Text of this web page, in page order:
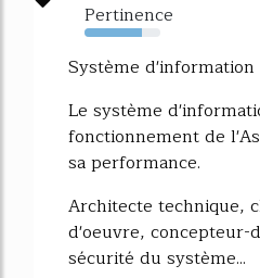
Pertinence
76%
Système d'information
Le système
fonctionnement de
sa performance.
Architecte technique,
d'oeuvre, concepteur-
sécurité du système...